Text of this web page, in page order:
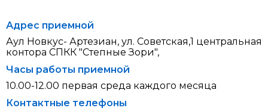
Адрес приемной
Аул Новкус- Артезиан, ул. Советская,1 центральная
контора СПКК "Степные Зори",
Часы работы приемной
10.00-12.00 первая среда каждого месяца
Контактные телефоны